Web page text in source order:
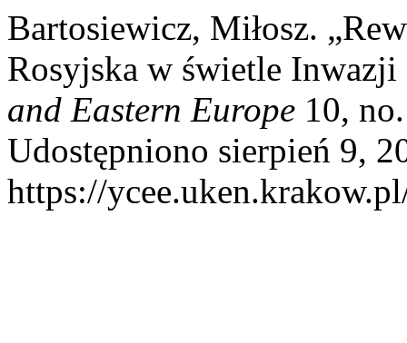
Bartosiewicz, Miłosz.
Rosyjska w świetle
and Eastern Europe 10,
Udostępniono sierpień 9,
https://